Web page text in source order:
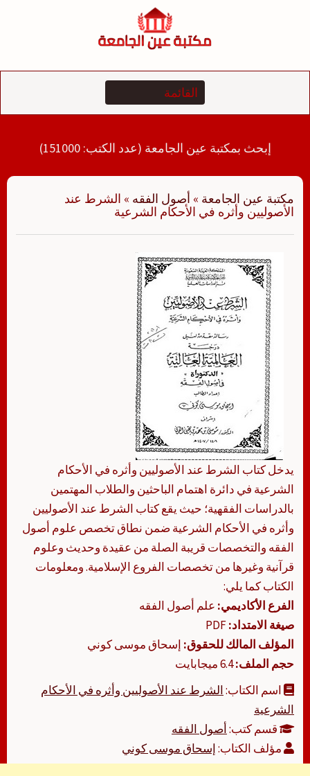
إبحث بمكتبة عين الجامعة (عدد الكتب: 151000)
مكتبة عين الجامعة » أصول الفقه » الشرط عند
الأصوليين وأثره في الأحكام الشرعية
يدخل كتاب الشرط عند الأصوليين وأثره في الأحكام
الشرعية في دائرة اهتمام الباحثين والطلاب المهتمين
بالدراسات الفقهية؛ حيث يقع كتاب الشرط عند الأصوليين
وأثره في الأحكام الشرعية ضمن نطاق تخصص علوم أصول
الفقه والتخصصات قريبة الصلة من عقيدة وحديث وعلوم
قرآنية وغيرها من تخصصات الفروع الإسلامية. ومعلومات
الكتاب كما يلي:
الفرع الأكاديمي: علم أصول الفقه
صيغة الامتداد:
المؤلف المالك للحقوق: إسحاق موسى كوني
حجم الملف:6.4 ميجابايت
اسم الكتاب:الشرط عند الأصوليين وأثره في الأحكام
الشرعية
قسم كتب:أصول الفقه
مؤلف الكتاب:إسحاق موسى كوني